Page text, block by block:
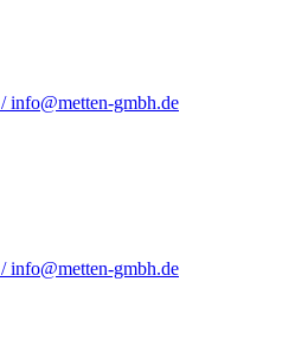
/ info@metten-gmbh.de
/ info@metten-gmbh.de